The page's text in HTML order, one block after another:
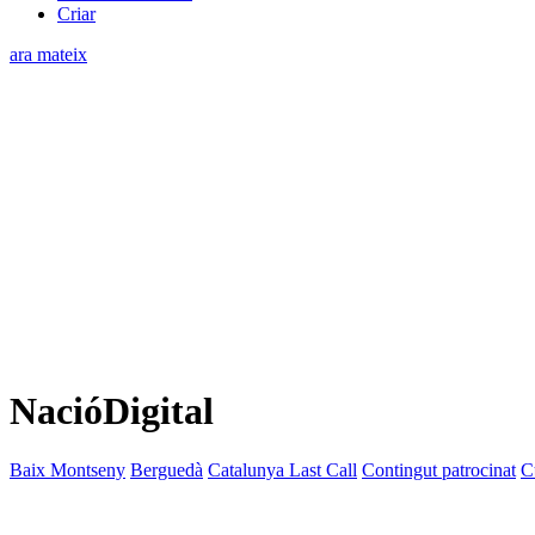
Criar
ara mateix
NacióDigital
Baix Montseny Berguedà Catalunya Last Call Contingut patrocinat